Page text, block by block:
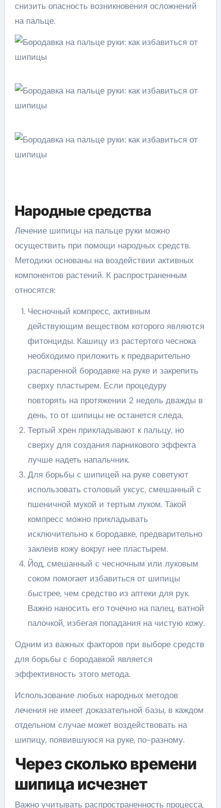
снизить опасность возникновения осложнений
на пальце.
Народные средства
Лечение шипицы на пальце руки можно
осуществить при помощи народных средств.
Методики основаны на воздействии активных
компонентов растений. К распространенным
относятся:
Чесночный компресс, активным
действующим веществом которого являются
фитонциды. Кашицу из растертого чеснока
необходимо приложить к предварительно
распаренной бородавке на руке и закрепить
сверху пластырем. Если процедуру
повторять на протяжении 2 недель дважды в
день, то от шипицы не останется следа.
Тертый хрен прикладывают к пальцу, но
сверху для создания парникового эффекта
лучше надеть напальчник.
Для борьбы с шипицей на руке советуют
использовать столовый уксус, смешанный с
пшеничной мукой и тертым луком. Такой
компресс можно прикладывать
исключительно к бородавке, предварительно
заклеив кожу вокруг нее пластырем.
Йод, смешанный с чесночным или луковым
соком помогает избавиться от шипицы
быстрее, чем средство из аптеки для рук.
Важно наносить его точечно на палец, ватной
палочкой, избегая попадания на чистую кожу.
Одним из важных факторов при выборе средств
для борьбы с бородавкой является
эффективность этого метода.
Использование любых народных методов
лечения не имеет доказательной базы, в каждом
отдельном случае может воздействовать на
шипицу, появившуюся на руке, по-разному.
Через сколько времени
шипица исчезнет
Важно учитывать распространенность процесса,